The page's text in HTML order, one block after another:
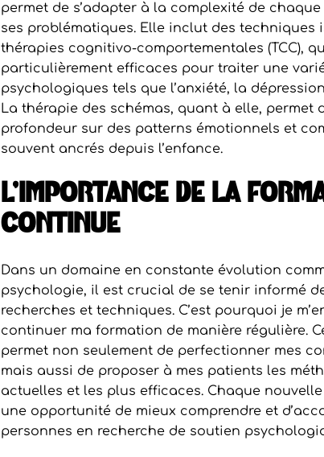
permet de s’adapter à la complexité de
ses problématiques. Elle inclut des techniques
thérapies cognitivo-comportementales (TCC),
particulièrement efficaces pour traiter une
psychologiques tels que l’anxiété, la
La thérapie des schémas, quant à elle, permet
profondeur sur des patterns émotionnels et
souvent ancrés depuis l’enfance.
L’IMPORTANCE DE LA
CONTINUE
Dans un domaine en constante évolution
psychologie, il est crucial de se tenir informé
recherches et techniques. C’est pourquoi je
continuer ma formation de manière régulière.
permet non seulement de perfectionner mes
mais aussi de proposer à mes patients les
actuelles et les plus efficaces. Chaque
une opportunité de mieux comprendre et
personnes en recherche de soutien